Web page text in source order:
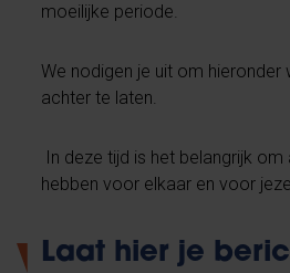
moeilijke periode.
We nodigen je uit om
achter te laten.
In deze tijd is het belangrijk
hebben voor elkaar en voor
Laat hier je